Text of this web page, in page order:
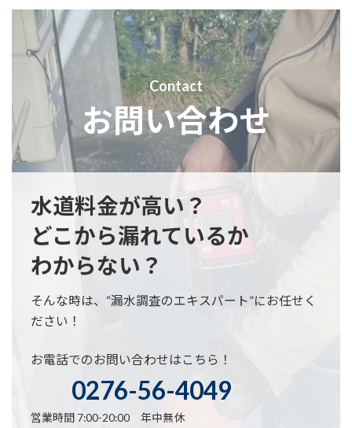
Contact
お問い合わせ
水道料金が高い？
どこから漏れているか
わからない？
そんな時は、“漏水調査のエキスパート”にお任せく
ださい！
お電話でのお問い合わせはこちら！
0276-56-4049
営業時間 7:00-20:00 年中無休